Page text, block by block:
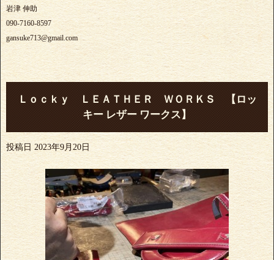
岩津 伸助
090-7160-8597
gansuke713@gmail.com
Ｌｏｃｋｙ ＬＥＡＴＨＥＲ ＷＯＲＫＳ 【ロッ
キー レザー ワークス】
投稿日 2023年9月20日